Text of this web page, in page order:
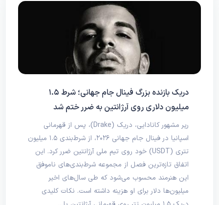
دریک بازنده بزرگ فینال جام جهانی؛ شرط ۱.۵
میلیون دلاری روی آرژانتین به ضرر ختم شد
رپر مشهور کانادایی، دریک (Drake)، پس از قهرمانی
اسپانیا در فینال جام جهانی ۲۰۲۶، از شرط‌بندی ۱.۵ میلیون
تتری (USDT) خود روی تیم ملی آرژانتین ضرر کرد. این
اتفاق تازه‌ترین فصل از مجموعه شرط‌بندی‌های ناموفق
این هنرمند محسوب می‌شود که طی سال‌های اخیر
میلیون‌ها دلار برای او هزینه داشته است. نکات کلیدی